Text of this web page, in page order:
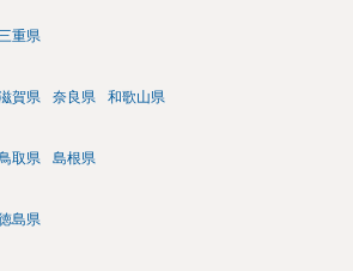
重県
賀県 奈良県 和歌山県
取県 島根県
島県